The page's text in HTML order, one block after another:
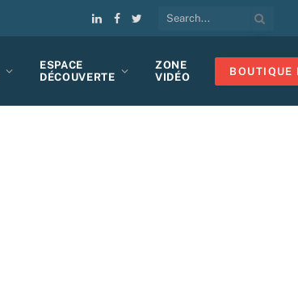
LinkedIn
Facebook
Twitter
ESPACE
DÉCOUVERTE
ZONE
VIDÉO
BOUTIQUE